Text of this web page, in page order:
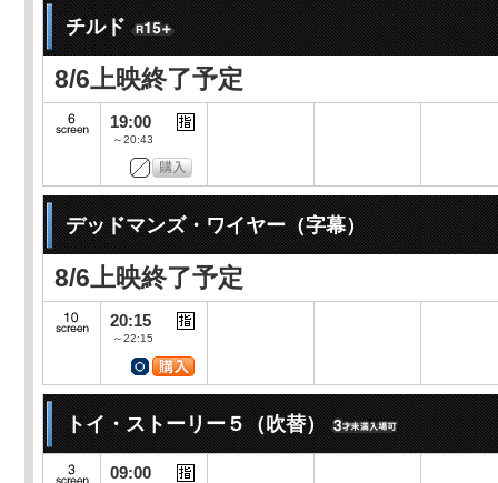
チルド
8/6上映終了予定
19:00
～20:43
デッドマンズ・ワイヤー（字幕）
8/6上映終了予定
20:15
～22:15
トイ・ストーリー５（吹替）
09:00